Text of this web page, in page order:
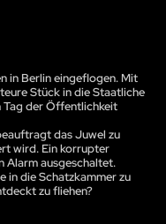
in Berlin eingeflogen. Mit
Stück in die Staatliche
Tag der Öffentlichkeit
das Juwel zu
wird. Ein korrupter
Alarm ausgeschaltet.
in die Schatzkammer zu
zu fliehen?